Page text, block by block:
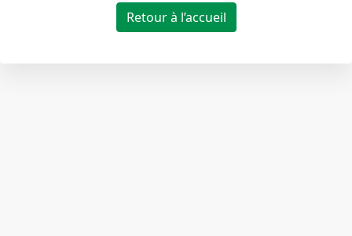
Retour à l’accueil